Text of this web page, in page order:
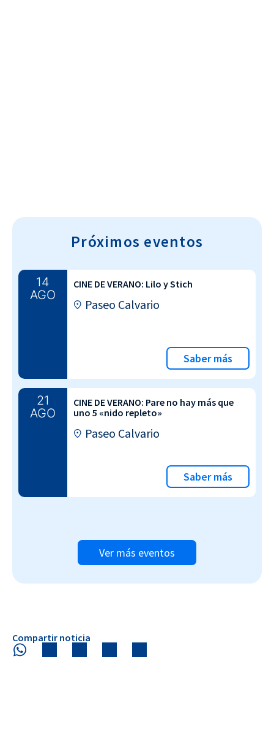
Próximos eventos
14
AGO
CINE DE VERANO: Lilo y Stich
Paseo Calvario
Saber más
21
AGO
CINE DE VERANO: Pare no hay más que
uno 5 «nido repleto»
Paseo Calvario
Saber más
Ver más eventos
Compartir noticia